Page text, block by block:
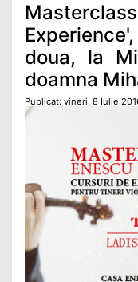
doua, la
doamna
Publicat: vineri, 8 Iulie